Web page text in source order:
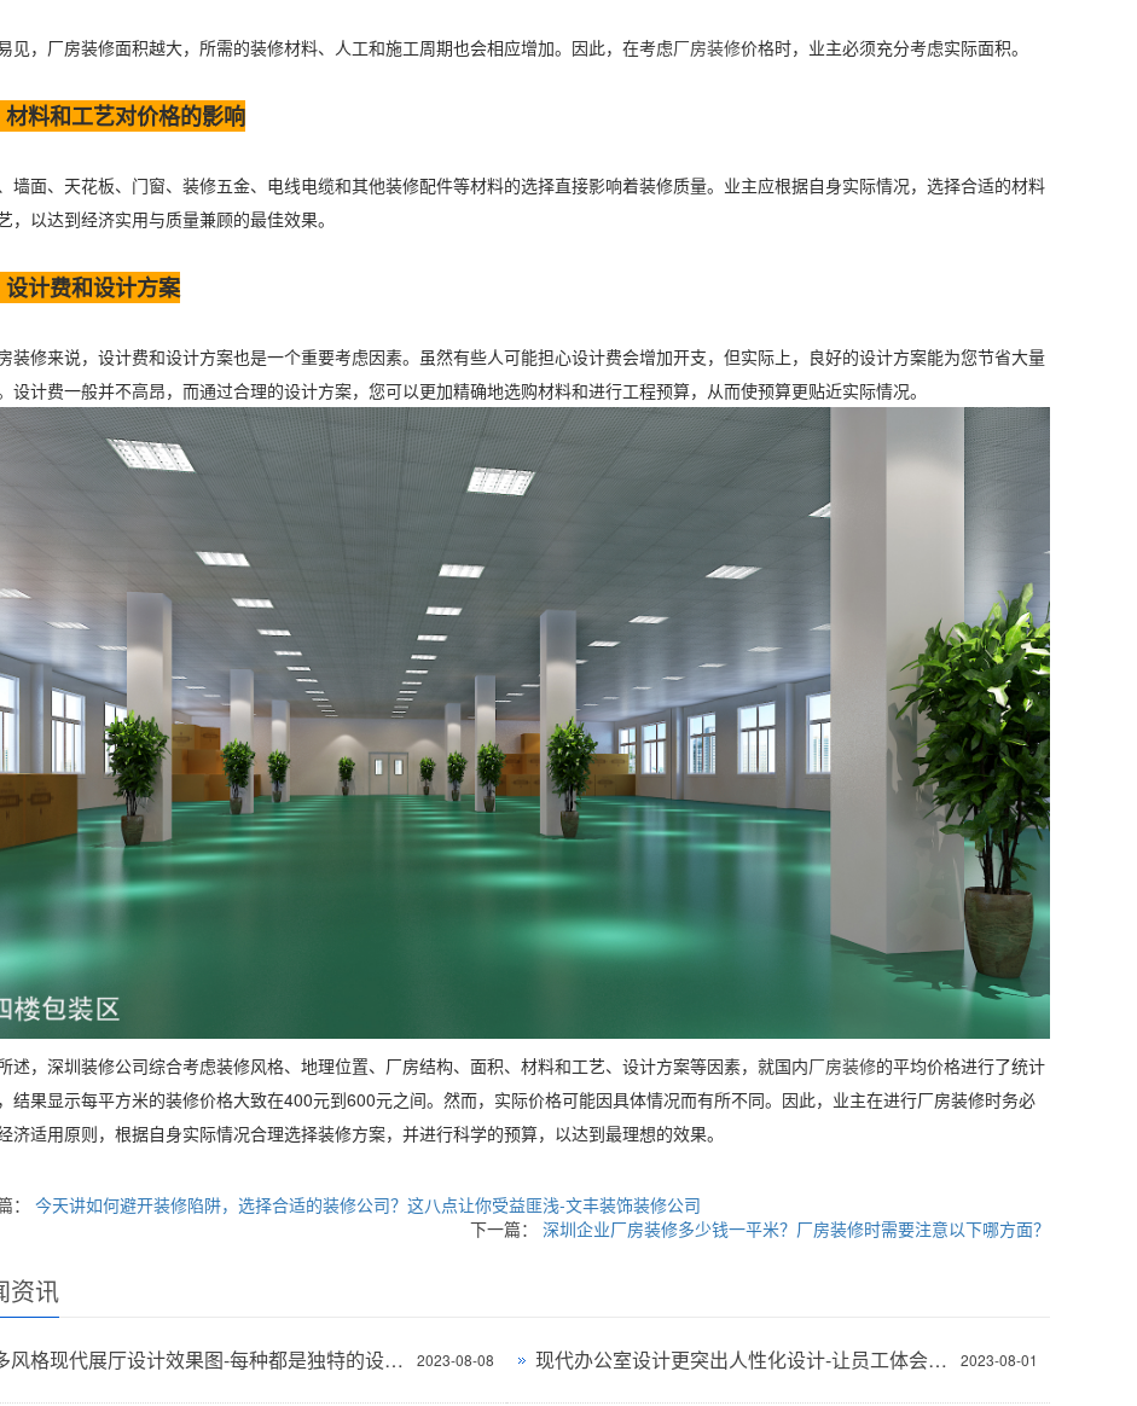
见，厂房装修面积越大，所需的装修材料、人工和施工周期也会相应增加。因此，在考虑厂房装修价格时，业主必须充分考虑实际面积。
材料和工艺对价格的影响
墙面、天花板、门窗、装修五金、电线电缆和其他装修配件等材料的选择直接影响着装修质量。业主应根据自身实际情况，选择合适的材料
，以达到经济实用与质量兼顾的最佳效果。
设计费和设计方案
装修来说，设计费和设计方案也是一个重要考虑因素。虽然有些人可能担心设计费会增加开支，但实际上，良好的设计方案能为您节省大量
设计费一般并不高昂，而通过合理的设计方案，您可以更加精确地选购材料和进行工程预算，从而使预算更贴近实际情况。
述，深圳装修公司综合考虑装修风格、地理位置、厂房结构、面积、材料和工艺、设计方案等因素，就国内厂房装修的平均价格进行了统计
结果显示每平方米的装修价格大致在400元到600元之间。然而，实际价格可能因具体情况而有所不同。因此，业主在进行厂房装修时务必
济适用原则，根据自身实际情况合理选择装修方案，并进行科学的预算，以达到最理想的效果。
： 今天讲如何避开装修陷阱，选择合适的装修公司？这八点让你受益匪浅-文丰装饰装修公司
下一篇： 深圳企业厂房装修多少钱一平米？厂房装修时需要注意以下哪方面？
资讯
2023-08-08
多风格现代展厅设计效果图-每种都是独特的设计风格-深圳文丰装饰 2023-08-01
现代办公室设计更突出人性化设计-让员工体会到上班的快乐与舒适-深圳文丰装饰